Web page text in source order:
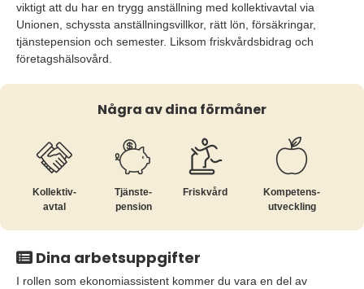
viktigt att du har en trygg anställning med kollektivavtal via
Unionen, schyssta anställningsvillkor, rätt lön, försäkringar,
tjänstepension och semester. Liksom friskvårdsbidrag och
företagshälsovård.
Några av dina förmåner
Kollektiv­
avtal
Tjänste­
pension
Friskvård
Kompetens­
utveckling
Dina arbetsuppgifter
I rollen som ekonomiassistent kommer du vara en del av